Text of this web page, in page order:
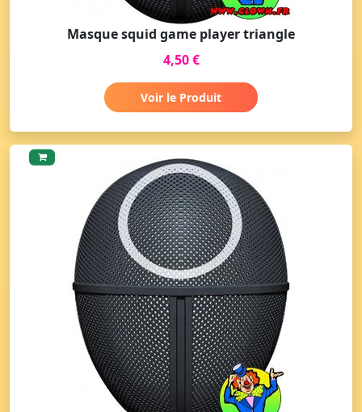
Masque squid game player triangle
4,50 €
Voir le Produit